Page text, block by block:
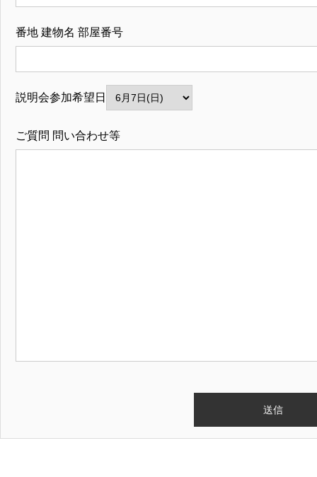
番地 建物名 部屋番号
説明会参加希望日
ご質問 問い合わせ等